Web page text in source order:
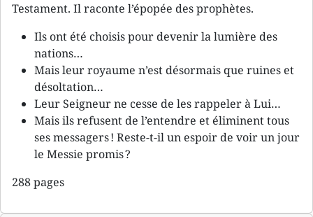
Testament. Il raconte l’épopée des prophètes.
Ils ont été choisis pour devenir la lumière des
nations…
Mais leur royaume n’est désormais que ruines et
désoltation…
Leur Seigneur ne cesse de les rappeler à Lui…
Mais ils refusent de l’entendre et éliminent tous
ses messagers ! Reste-t-il un espoir de voir un jour
le Messie promis ?
288 pages